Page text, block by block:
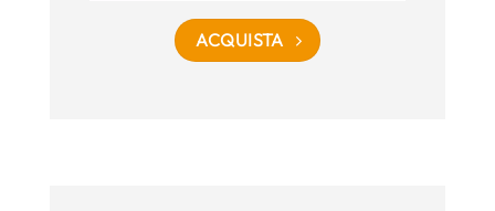
ACQUISTA